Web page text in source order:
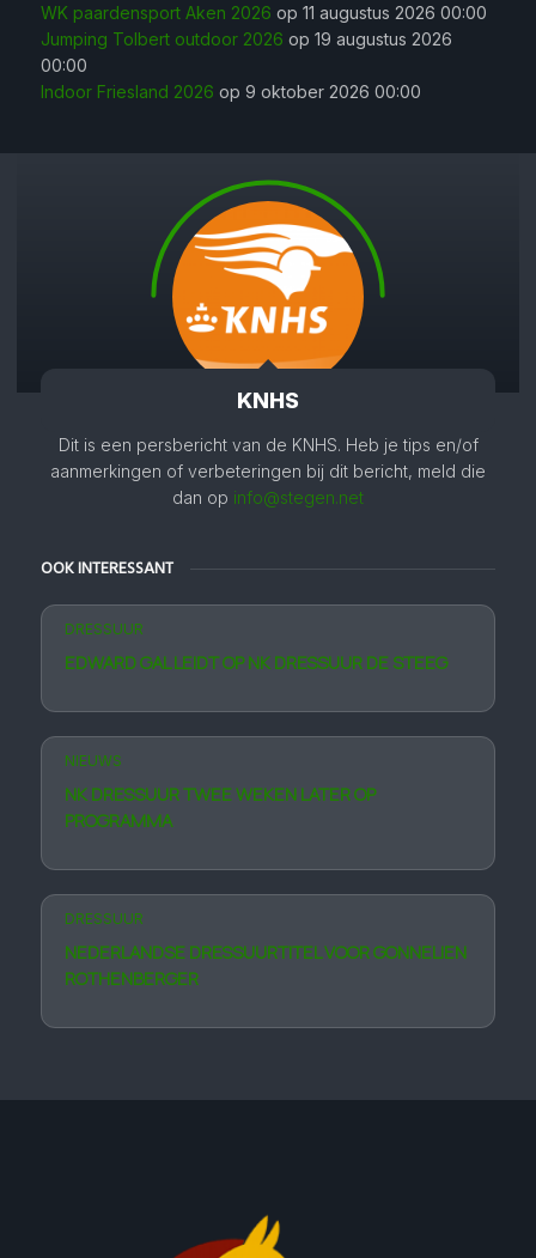
KNHS
Dit is een persbericht van de KNHS. Heb je tips en/of
aanmerkingen of verbeteringen bij dit bericht, meld die
dan op info@stegen.net
OOK INTERESSANT
DRESSUUR
EDWARD GAL LEIDT OP NK DRESSUUR DE STEEG
NIEUWS
NK DRESSUUR TWEE WEKEN LATER OP
PROGRAMMA
DRESSUUR
NEDERLANDSE DRESSUURTITEL VOOR GONNELIEN
ROTHENBERGER
WK paardensport Aken 2026 op 11 augustus 2026 00:00
Jumping Tolbert outdoor 2026 op 19 augustus 2026
00:00
Indoor Friesland 2026 op 9 oktober 2026 00:00